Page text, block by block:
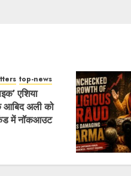
top-news
एशिया
आबिद अली को
में नॉकआउट